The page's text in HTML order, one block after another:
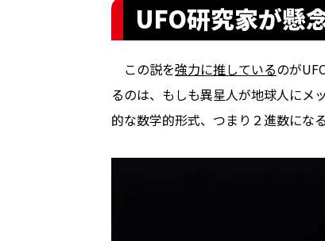
UFO研究家が懸
この説を強力に推しているのが
るのは、もしも異星人が地球人にメ
的な数学的形式、つまり２進数にな